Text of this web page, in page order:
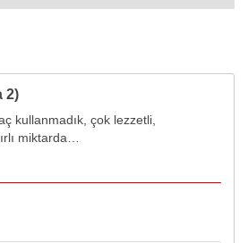
2)
kullanmadık, çok lezzetli,
miktarda…